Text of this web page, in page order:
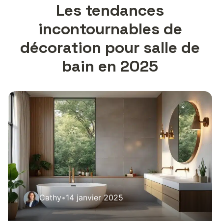
Les tendances
incontournables de
décoration pour salle de
bain en 2025
Cathy•14 janvier 2025